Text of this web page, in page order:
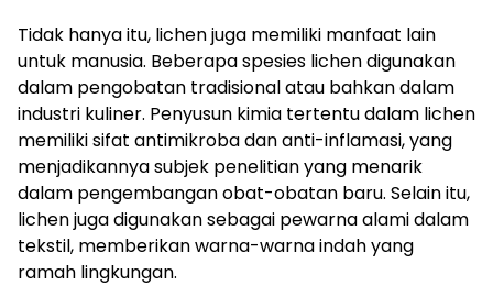
Tidak hanya itu, lichen juga memiliki manfaat lain
untuk manusia. Beberapa spesies lichen digunakan
dalam pengobatan tradisional atau bahkan dalam
industri kuliner. Penyusun kimia tertentu dalam lichen
memiliki sifat antimikroba dan anti-inflamasi, yang
menjadikannya subjek penelitian yang menarik
dalam pengembangan obat-obatan baru. Selain itu,
lichen juga digunakan sebagai pewarna alami dalam
tekstil, memberikan warna-warna indah yang
ramah lingkungan.